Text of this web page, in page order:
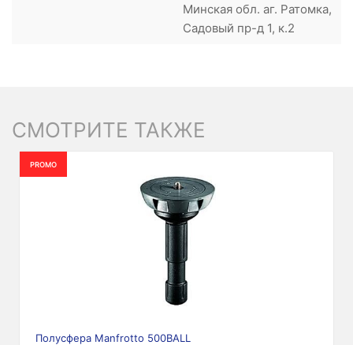
Минская обл. аг. Ратомка,
Садовый пр-д 1, к.2
СМОТРИТЕ ТАКЖЕ
PROMO
Полусфера Manfrotto 500BALL